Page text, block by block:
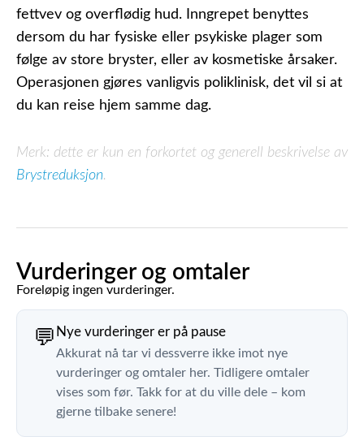
fettvev og overflødig hud. Inngrepet benyttes
dersom du har fysiske eller psykiske plager som
følge av store bryster, eller av kosmetiske årsaker.
Operasjonen gjøres vanligvis poliklinisk, det vil si at
du kan reise hjem samme dag.
Merk: dette er kun en forkortet og generell beskrivelse av
Brystreduksjon.
Vurderinger og omtaler
Foreløpig ingen vurderinger.
💬 Nye vurderinger er på pause
Akkurat nå tar vi dessverre ikke imot nye
vurderinger og omtaler her. Tidligere omtaler
vises som før. Takk for at du ville dele – kom
gjerne tilbake senere!